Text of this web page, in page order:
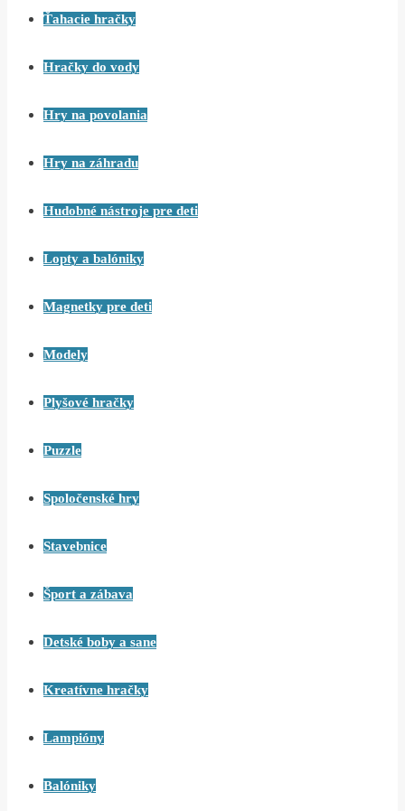
Ťahacie hračky
Hračky do vody
Hry na povolania
Hry na záhradu
Hudobné nástroje pre deti
Lopty a balóniky
Magnetky pre deti
Modely
Plyšové hračky
Puzzle
Spoločenské hry
Stavebnice
Šport a zábava
Detské boby a sane
Kreatívne hračky
Lampióny
Balóniky